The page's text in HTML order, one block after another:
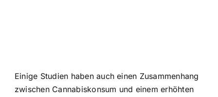
Einige Studien haben auch einen Zusammenhang
zwischen Cannabiskonsum und einem erhöhten